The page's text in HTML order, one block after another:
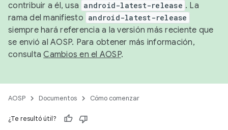
contribuir a él, usa android-latest-release . La
rama del manifiesto android-latest-release
siempre hará referencia a la versión más reciente que
se envió al AOSP. Para obtener más información,
consultaCambios en el AOSP.
AOSP Documentos Cómo comenzar
¿Te resultó útil?